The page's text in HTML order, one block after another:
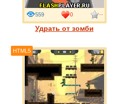
Удрать от зомби
559 0 --
HTML5